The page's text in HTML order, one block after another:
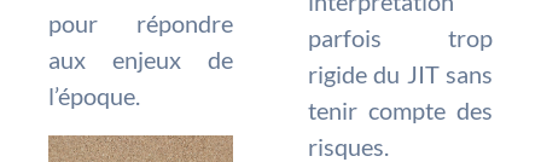
pour répondre
aux enjeux de
l’époque.
parfois trop
rigide du JIT sans
tenir compte des
risques.